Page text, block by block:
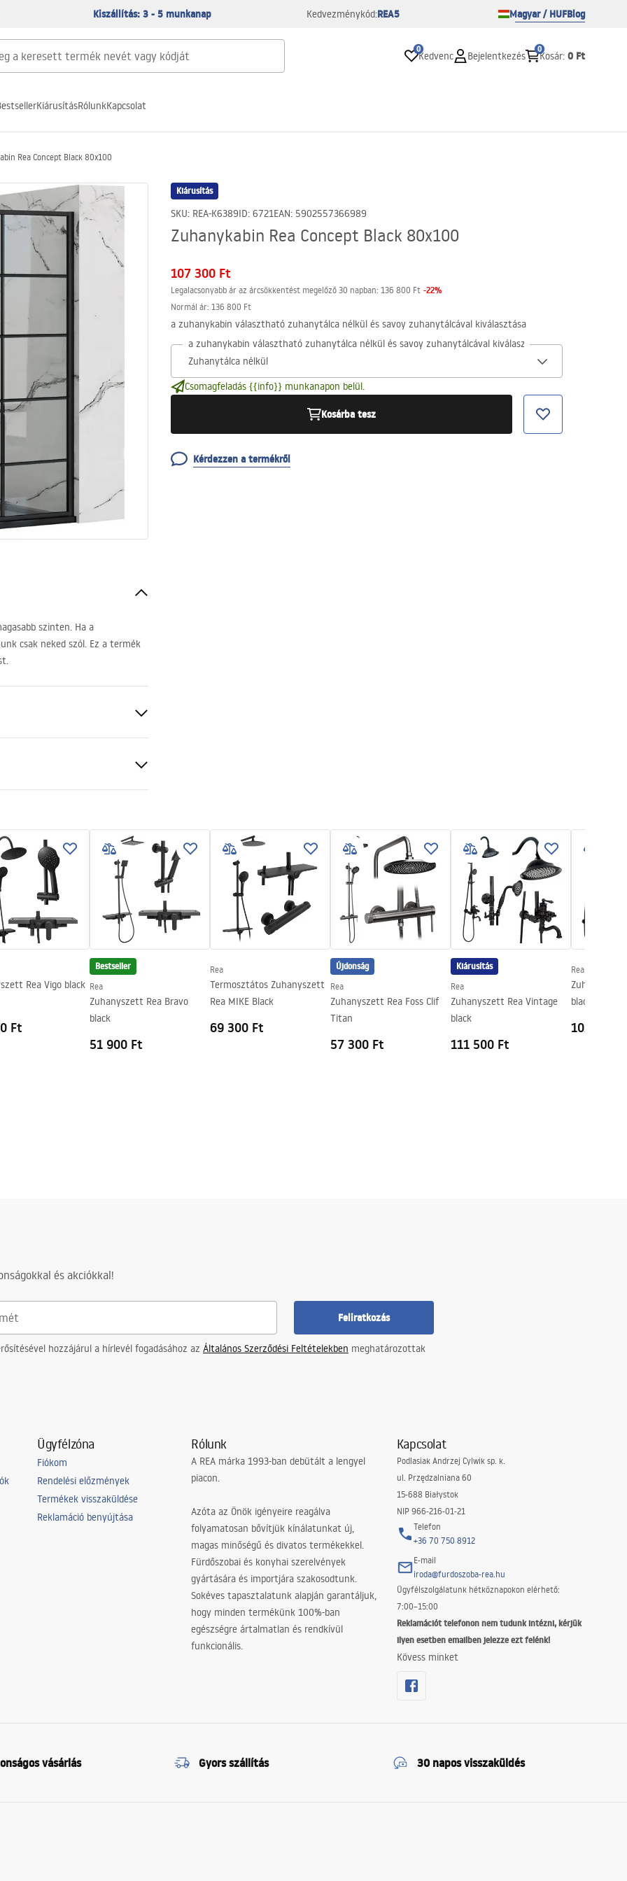
Kiszállítás: 3 - 5 munkanap Kedvezménykód:REA5 Magyar / HUFBlog
0
Kedvenc Bejelentkezés
0
Kosár: 0 Ft
KiárusításRólunkKapcsolat
Rea Concept Black 80x100
Kiárusítás
SKU: REA-K6389ID: 6721EAN: 5902557366989
Zuhanykabin Rea Concept Black 80x100
107 300 Ft
Legalacsonyabb ár az árcsökkentést megelőző 30 napban: 136 800 Ft -22%
Normál ár: 136 800 Ft
a zuhanykabin választható zuhanytálca nélkül és savoy zuhanytálcával kiválasztása
a zuhanykabin választható zuhanytálca nélkül és savoy zuhanytálcával kiválasztása
Csomagfeladás {{info}} munkanapon belül.
Kosárba tesz
Kérdezzen a termékről
szinten. Ha a
csak neked szól. Ez a termék
vagy a padlón
Rea Vigo black
Ft
Bestseller
Rea
Zuhanyszett Rea Bravo
black
51 900 Ft
Rea
Termosztátos Zuhanyszett
Rea MIKE Black
69 300 Ft
Újdonság
Rea
Zuhanyszett Rea Foss Clif
Titan
57 300 Ft
Kiárusítás
Rea
Zuhanyszett Rea Vintage
black
111 500 Ft
Rea
Zuhanyszett
black
102 600
és akciókkal!
Feliratkozás
hozzájárul a hírlevél fogadásához az Általános Szerződési Feltételekben meghatározottak
Ügyfélzóna
Fiókom
Rendelési előzmények
Termékek visszaküldése
Reklamáció benyújtása
Rólunk
A REA márka 1993-ban debütált a lengyel
piacon.
Azóta az Önök igényeire reagálva
folyamatosan bővítjük kínálatunkat új,
magas minőségű és divatos termékekkel.
Fürdőszobai és konyhai szerelvények
gyártására és importjára szakosodtunk.
Sokéves tapasztalatunk alapján garantáljuk,
hogy minden termékünk 100%-ban
egészségre ártalmatlan és rendkívül
funkcionális.
Kapcsolat
Podlasiak Andrzej Cylwik sp. k.
ul. Przędzalniana 60
15-688 Białystok
NIP 966-216-01-21
Telefon
+36 70 750 8912
E-mail
iroda@furdoszoba-rea.hu
Ügyfélszolgálatunk hétköznapokon elérhető:
7:00–15:00
Reklamációt telefonon nem tudunk intézni, kérjük
ilyen esetben emailben jelezze ezt felénk!
Kövess minket
vásárlás Gyors szállítás 30 napos visszaküldés